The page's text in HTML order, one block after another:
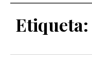
Etiqueta: